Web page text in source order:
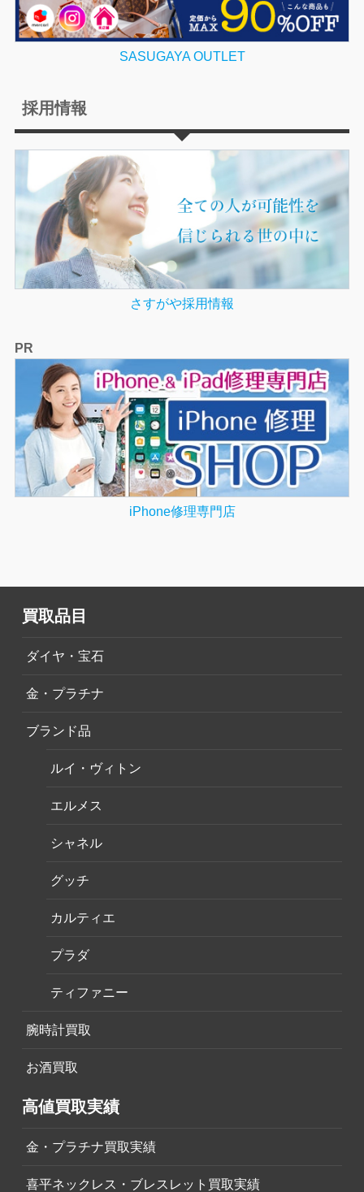
SASUGAYA OUTLET
採用情報
さすがや採用情報
PR
iPhone修理専門店
買取品目
ダイヤ・宝石
金・プラチナ
ブランド品
ルイ・ヴィトン
エルメス
シャネル
グッチ
カルティエ
プラダ
ティファニー
腕時計買取
お酒買取
高値買取実績
金・プラチナ買取実績
喜平ネックレス・ブレスレット買取実績